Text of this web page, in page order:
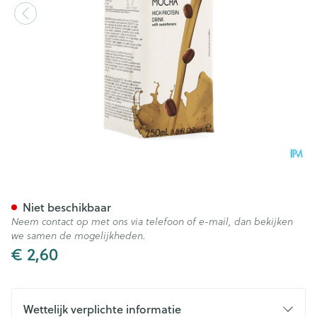
€ 2,60
Niet beschikbaar
Neem contact op met ons via telefoon of e-mail, dan bekijken
we samen de mogelijkheden.
Wettelijk verplichte informatie